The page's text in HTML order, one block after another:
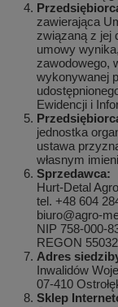
zawierająca
związaną z jej
umowy
zawodowego,
wykonywanej
Ewidencji i
jednostka
ustawa
własnym
Sprzedawca:
Hurt-Detal
tel. +48 604
biuro@agro-
NIP 758-000-
REGON
Adres
Inwalidów
07-410
Sklep